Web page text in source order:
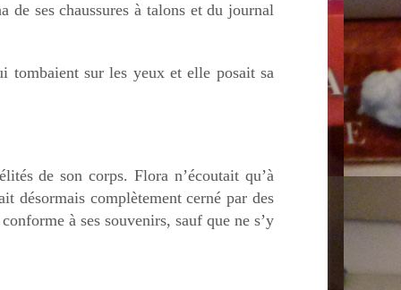
de ses chaussures à talons et du journal
tombaient sur les yeux et elle posait sa
de son corps. Flora n’écoutait qu’à
désormais complètement cerné par des
à ses souvenirs, sauf que ne s’y